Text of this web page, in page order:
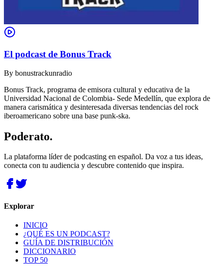
El podcast de Bonus Track
By bonustrackunradio
Bonus Track, programa de emisora cultural y educativa de la
Universidad Nacional de Colombia- Sede Medellín, que explora de
manera carismática y desinteresada diversas tendencias del rock
iberoamericano sobre una base punk-ska.
Poderato.
La plataforma líder de podcasting en español. Da voz a tus ideas,
conecta con tu audiencia y descubre contenido que inspira.
Explorar
INICIO
¿QUÉ ES UN PODCAST?
GUÍA DE DISTRIBUCIÓN
DICCIONARIO
TOP 50